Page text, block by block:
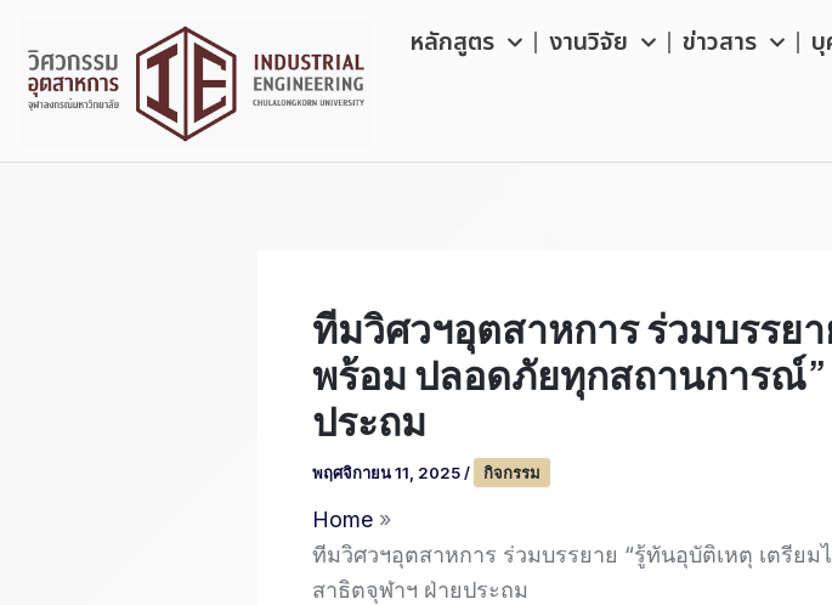
content
หลักสูตร งานวิจัย ข่าวสาร
ทีมวิศวฯอุตสาหการ ร่วมบรรย
พร้อม ปลอดภัยทุกสถานการณ์
ประถม
พฤศจิกายน 11, 2025 / กิจกรรม
Home
ทีมวิศวฯอุตสาหการ ร่วมบรรยาย “รู้ทันอุบัติเหตุ เตรีย
สาธิตจุฬาฯ ฝ่ายประถม